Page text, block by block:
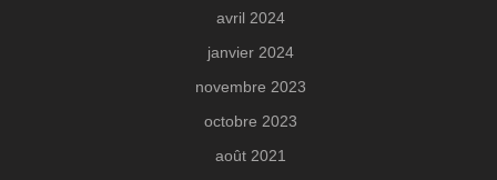
avril 2024
janvier 2024
novembre 2023
octobre 2023
août 2021